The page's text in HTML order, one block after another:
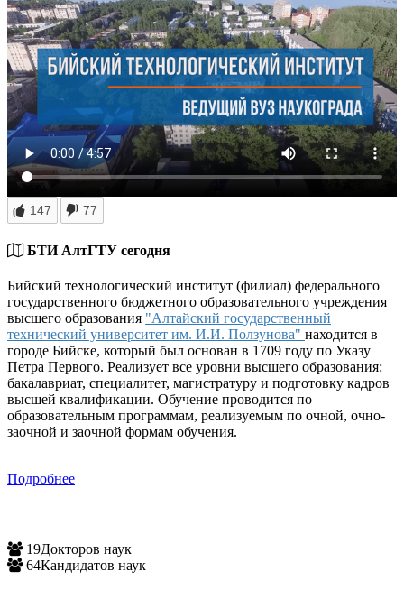
147 77
БТИ АлтГТУ сегодня
Бийский технологический институт (филиал) федерального
государственного бюджетного образовательного учреждения
высшего образования "Алтайский государственный
технический университет им. И.И. Ползунова" находится в
городе Бийске, который был основан в 1709 году по Указу
Петра Первого. Реализует все уровни высшего образования:
бакалавриат, специалитет, магистратуру и подготовку кадров
высшей квалификации. Обучение проводится по
образовательным программам, реализуемым по очной, очно-
заочной и заочной формам обучения.
Подробнее
19Докторов наук
64Кандидатов наук